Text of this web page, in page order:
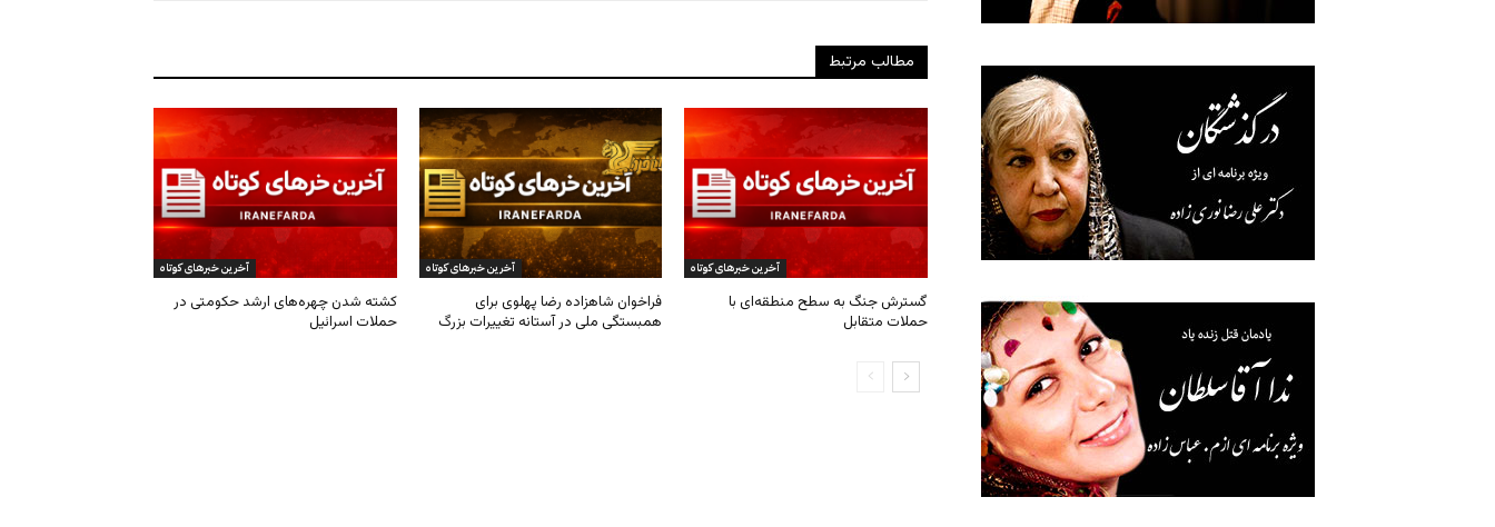
مطالب مرتبط
آخرین خبرهای کوتاه
کشته شدن چهره‌های ارشد حکومتی در
حملات اسرائیل
آخرین خبرهای کوتاه
فراخوان شاهزاده رضا پهلوی برای
همبستگی ملی در آستانه تغییرات بزرگ
آخرین خبرهای کوتاه
گسترش جنگ به سطح منطقه‌ای با
حملات متقابل